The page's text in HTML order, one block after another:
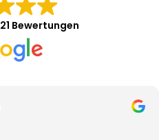
21 Bewertungen